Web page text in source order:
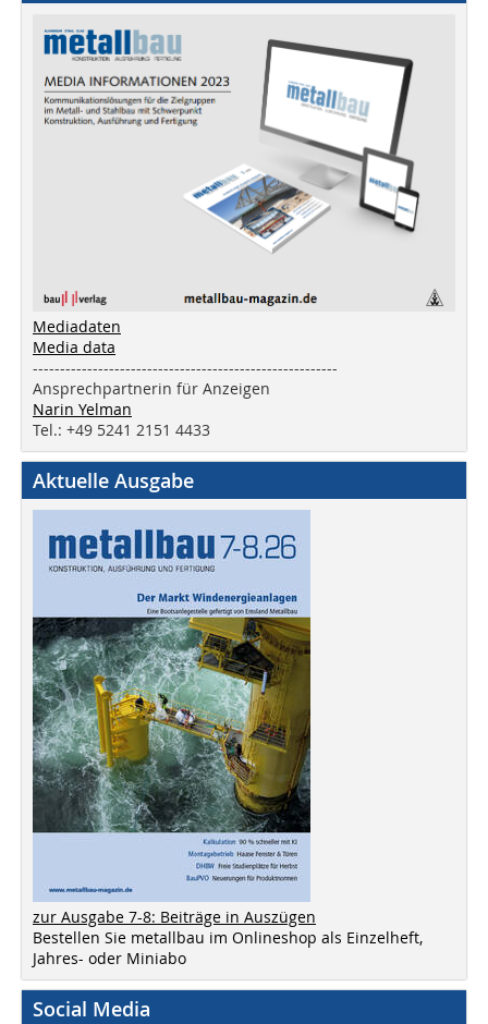
Mediadaten
Media data
--------------------------------------------------------
Ansprechpartnerin für Anzeigen
Narin Yelman
Tel.: +49 5241 2151 4433
Aktuelle Ausgabe
zur Ausgabe 7-8: Beiträge in Auszügen
Bestellen Sie metallbau im Onlineshop als Einzelheft,
Jahres- oder Miniabo
Social Media